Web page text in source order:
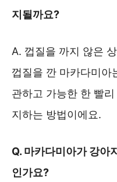
지될까요?
A. 껍질을 까지 않은
껍질을 깐 마카다미아
관하고 가능한 한 빨
지하는 방법이에요.
Q. 마카다미아가 강아
인가요?